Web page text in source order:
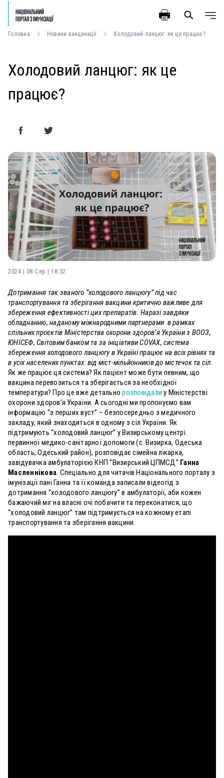
Головна Новини вакцинації Холодовий ланцюг: як це працює?
Холодовий ланцюг: як це
працює?
2024 | 08 Сер | 18:52
Дотримання так званого “холодового ланцюгу” під час
транспортування та зберігання вакцини критично важливе для
збереження ефективності цих препаратів. Наразі завдяки
обладнанню, наданому міжнародними партнерами в рамках
спільних проєктів Міністерства охорони здоров’я України з ВООЗ,
ЮНІСЕФ, Світовим банком та за ініціативи COVAX, система
збереження холодового ланцюгу в Україні працює на всіх рівнях та
в усіх населених пунктах: від міст-мільйонників до містечок та сіл.
Як же працює ця система? Як пацієнт може бути певним, що
вакцина перевозиться та зберігається за необхідної
температури? Про це вже детальнорозповідалиу Міністерстві
охорони здоров’я України. А сьогодні ми пропонуємо вам
інформацію “з перших вуст” – безпосередньо з медичного
закладу, який знаходиться в одному з сіл України. Як
підтримують “холодовий ланцюг” у Визирському центрі
первинної медико-санітарної допомоги (с. Визирка, Одеська
область, Одеський район), розповідає сімейна лікарка,
завідувачка амбулаторією КНП “Визирський ЦПМСД” Ганна
Масленнікова. Спеціально для читачів Національного порталу з
імунізації пані Ганна та її команда записали відеогід з
дотримання “холодового ланцюгу” в амбулаторії, аби кожен
бажаючий міг на власні очі побачити та переконатися, що
“холодовий ланцюг” там підтримується на кожному етапі
транспортування та зберігання вакцини.